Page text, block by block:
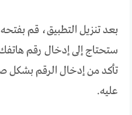
بعد تنزيل التطبيق، قم
ستحتاج إلى إدخال رقم
تأكد من إدخال الرقم بشكل
عليه.